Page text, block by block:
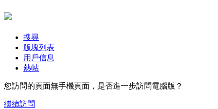
搜尋
版塊列表
用戶信息
熱帖
您訪問的頁面無手機頁面，是否進一步訪問電腦版？
繼續訪問